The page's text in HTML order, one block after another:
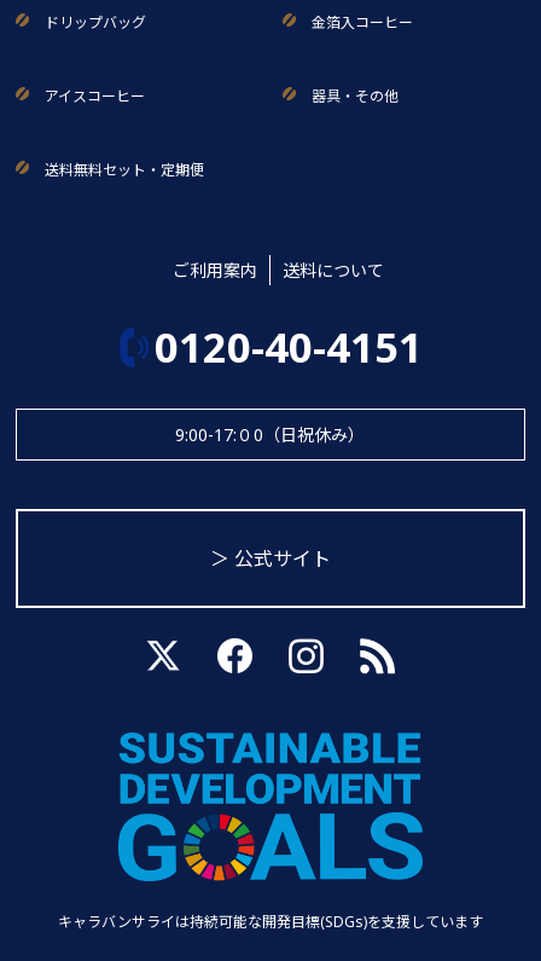
ドリップバッグ 金箔入コーヒー
アイスコーヒー 器具・その他
送料無料セット・定期便
ご利用案内 送料について
0120-40-4151
9:00-17:０0（日祝休み）
＞ 公式サイト
キャラバンサライは持続可能な開発目標(SDGs)を支援しています